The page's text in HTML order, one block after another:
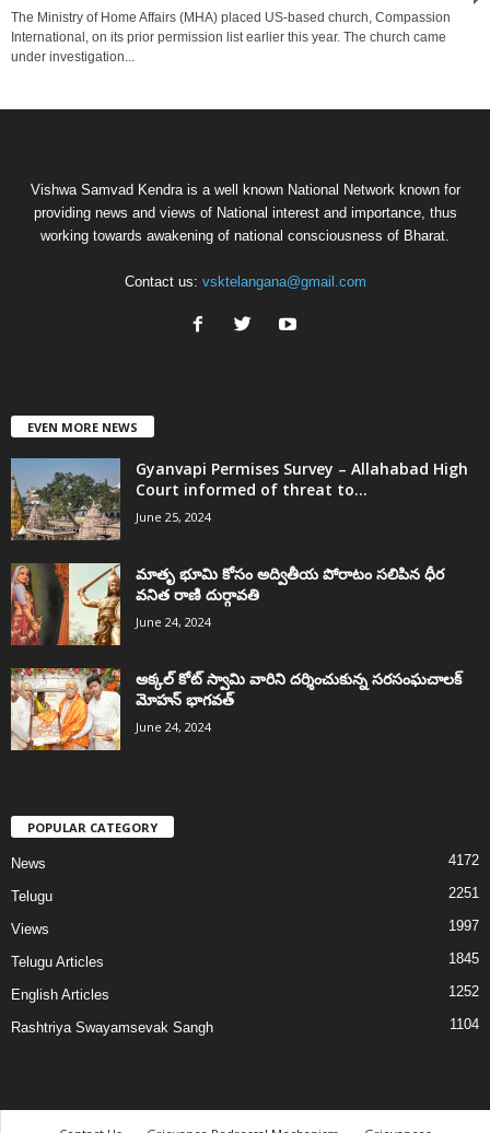
The Ministry of Home Affairs (MHA) placed US-based church, Compassion
International, on its prior permission list earlier this year. The church came
under investigation...
Vishwa Samvad Kendra is a well known National Network known for
providing news and views of National interest and importance, thus
working towards awakening of national consciousness of Bharat.
Contact us: vsktelangana@gmail.com
EVEN MORE NEWS
Gyanvapi Permises Survey – Allahabad High
Court informed of threat to...
June 25, 2024
మాతృ భూమి కోసం అద్వితీయ పోరాటం సలిపిన ధీర
వనిత రాణి దుర్గావతి
June 24, 2024
అక్కల్‌ కోట్‌ స్వామి వారిని దర్శించుకున్న సరసంఘచాలక్
మోహన్ భాగవత్
June 24, 2024
POPULAR CATEGORY
News 4172
Telugu 2251
Views 1997
Telugu Articles 1845
English Articles 1252
Rashtriya Swayamsevak Sangh 1104